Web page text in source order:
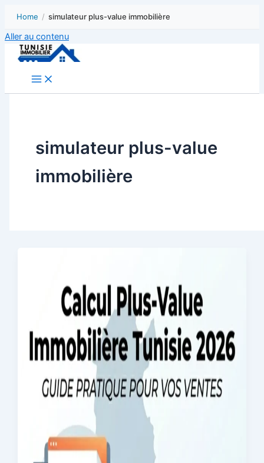
Home / simulateur plus-value immobilière
Aller au contenu
simulateur plus-value
immobilière